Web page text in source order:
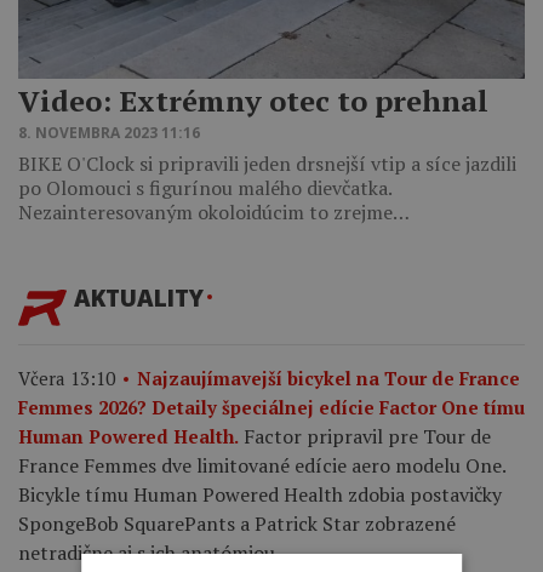
Video: Extrémny otec to prehnal
8. NOVEMBRA 2023 11:16
BIKE O'Clock si pripravili jeden drsnejší vtip a síce jazdili
po Olomouci s figurínou malého dievčatka.
Nezainteresovaným okoloidúcim to zrejme…
AKTUALITY
Včera 13:10
Najzaujímavejší bicykel na Tour de France
Femmes 2026? Detaily špeciálnej edície Factor One tímu
Human Powered Health. Factor pripravil pre Tour de
France Femmes dve limitované edície aero modelu One.
Bicykle tímu Human Powered Health zdobia postavičky
SpongeBob SquarePants a Patrick Star zobrazené
netradične aj s ich anatómiou.